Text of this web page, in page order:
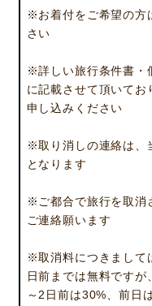
店舗一覧
動画コンテンツ
※お着付をご希望の方
さい
※詳しい旅行条件書・
に記載させて頂いて
申し込みください
※取り消しの連絡は、
となります
※ご都合で旅行を取消
ご連絡願います
※取消料につきまして
日前までは無料です
～2日前は30%、前日